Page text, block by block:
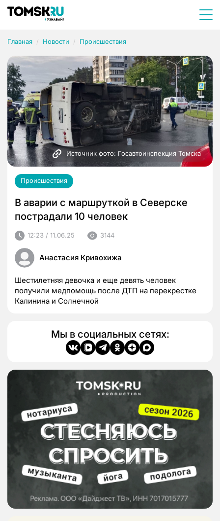
Главная Новости Происшествия
Источник фото: Госавтоинспекция Томска
Происшествия
В аварии с маршруткой в Северске
пострадали 10 человек
12:23 / 11.06.25 3144
Анастасия Кривохижа
Шестилетняя девочка и еще девять человек
получили медпомощь после ДТП на перекрестке
Калинина и Солнечной
Мы в социальных сетях: